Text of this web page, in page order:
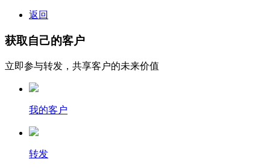
返回
获取自己的客户
立即参与转发，共享客户的未来价值
我的客户
转发